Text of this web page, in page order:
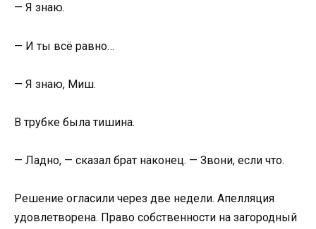
— Я знаю.
— И ты всё равно…
— Я знаю, Миш.
В трубке была тишина.
— Ладно, — сказал брат наконец. — Звони, если что.
Решение огласили через две недели. Апелляция
удовлетворена. Право собственности на загородный